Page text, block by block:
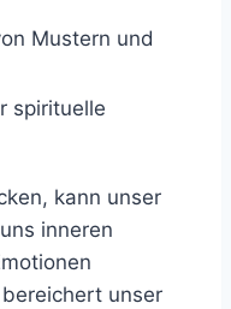
Mustern und
spirituelle
kann unser
inneren
unser